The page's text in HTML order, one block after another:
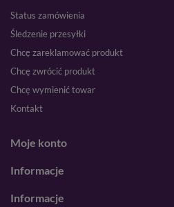
Status zamówienia
Śledzenie przesyłki
Chcę zareklamować produkt
Chcę zwrócić produkt
Chcę wymienić towar
Kontakt
Moje konto
Informacje
Informacje